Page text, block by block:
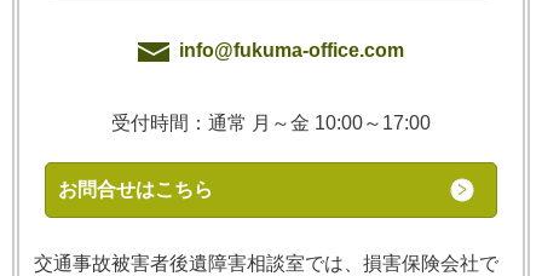
info@fukuma-office.com
受付時間：通常 月～金 10:00～17:00
お問合せはこちら
交通事故被害者後遺障害相談室では、損害保険会社で